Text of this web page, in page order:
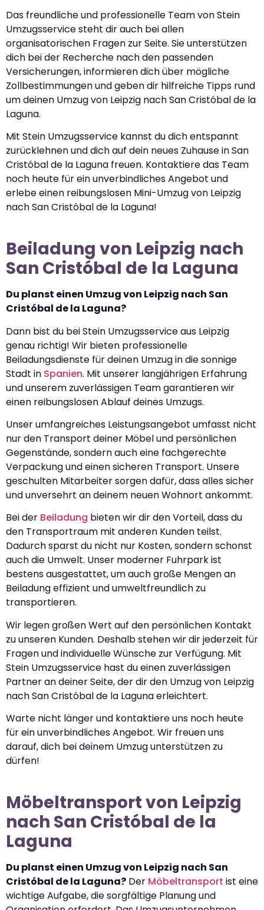
Das freundliche und professionelle Team von Stein
Umzugsservice steht dir auch bei allen
organisatorischen Fragen zur Seite. Sie unterstützen
dich bei der Recherche nach den passenden
Versicherungen, informieren dich über mögliche
Zollbestimmungen und geben dir hilfreiche Tipps rund
um deinen Umzug von Leipzig nach San Cristóbal de la
Laguna.
Mit Stein Umzugsservice kannst du dich entspannt
zurücklehnen und dich auf dein neues Zuhause in San
Cristóbal de la Laguna freuen. Kontaktiere das Team
noch heute für ein unverbindliches Angebot und
erlebe einen reibungslosen Mini-Umzug von Leipzig
nach San Cristóbal de la Laguna!
Beiladung von Leipzig nach
San Cristóbal de la Laguna
Du planst einen Umzug von Leipzig nach San
Cristóbal de la Laguna?
Dann bist du bei Stein Umzugsservice aus Leipzig
genau richtig! Wir bieten professionelle
Beiladungsdienste für deinen Umzug in die sonnige
Stadt in Spanien. Mit unserer langjährigen Erfahrung
und unserem zuverlässigen Team garantieren wir
einen reibungslosen Ablauf deines Umzugs.
Unser umfangreiches Leistungsangebot umfasst nicht
nur den Transport deiner Möbel und persönlichen
Gegenstände, sondern auch eine fachgerechte
Verpackung und einen sicheren Transport. Unsere
geschulten Mitarbeiter sorgen dafür, dass alles sicher
und unversehrt an deinem neuen Wohnort ankommt.
Bei der Beiladung bieten wir dir den Vorteil, dass du
den Transportraum mit anderen Kunden teilst.
Dadurch sparst du nicht nur Kosten, sondern schonst
auch die Umwelt. Unser moderner Fuhrpark ist
bestens ausgestattet, um auch große Mengen an
Beiladung effizient und umweltfreundlich zu
transportieren.
Wir legen großen Wert auf den persönlichen Kontakt
zu unseren Kunden. Deshalb stehen wir dir jederzeit für
Fragen und individuelle Wünsche zur Verfügung. Mit
Stein Umzugsservice hast du einen zuverlässigen
Partner an deiner Seite, der dir den Umzug von Leipzig
nach San Cristóbal de la Laguna erleichtert.
Warte nicht länger und kontaktiere uns noch heute
für ein unverbindliches Angebot. Wir freuen uns
darauf, dich bei deinem Umzug unterstützen zu
dürfen!
Möbeltransport von Leipzig
nach San Cristóbal de la
Laguna
Du planst einen Umzug von Leipzig nach San
Cristóbal de la Laguna? Der Möbeltransport ist eine
wichtige Aufgabe, die sorgfältige Planung und